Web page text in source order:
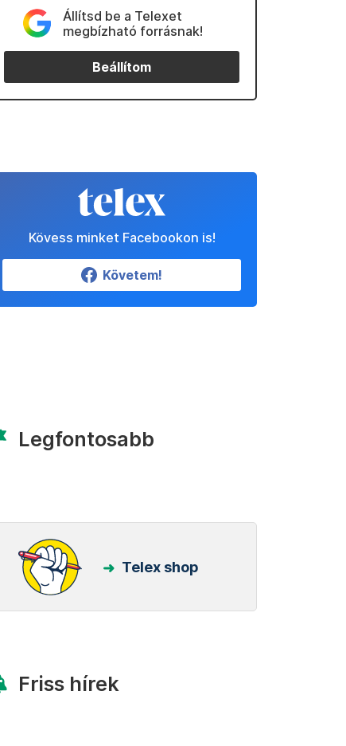
Állítsd be a Telexet
megbízható forrásnak!
Beállítom
Kövess minket Facebookon is!
Követem!
Legfontosabb
Telex shop
Friss hírek